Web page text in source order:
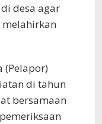
desa agar
(Pelapor)
di tahun
bersamaan